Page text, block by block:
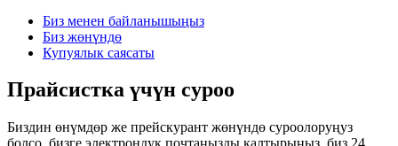
Биз менен байланышыңыз
Биз жөнүндө
Купуялык саясаты
Прайсистка үчүн суроо
Биздин өнүмдөр же прейскурант жөнүндө суроолоруңуз